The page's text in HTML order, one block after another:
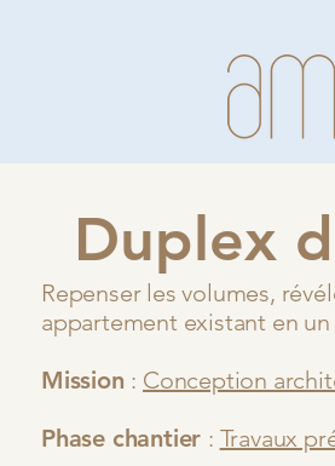
Duplex
Repenser les volumes,
appartement existant en
Mission : Conception
Phase chantier : Travaux